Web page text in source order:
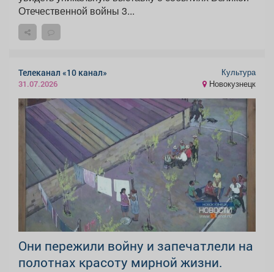
Отечественной войны 3...
Телеканал «10 канал»
31.07.2026
Культура
Новокузнецк
Они пережили войну и запечатлели на
полотнах красоту мирной жизни.